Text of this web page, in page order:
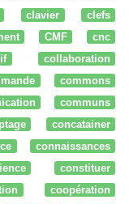
clavier
clefs
CMF
cnc
collaboration
commons
communs
concatainer
connaissances
constituer
coopération